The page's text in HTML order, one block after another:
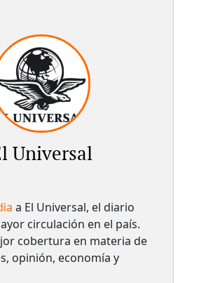
Universal
a El Universal, el diario
circulación en el país.​
cobertura en materia de
opinión, economía y